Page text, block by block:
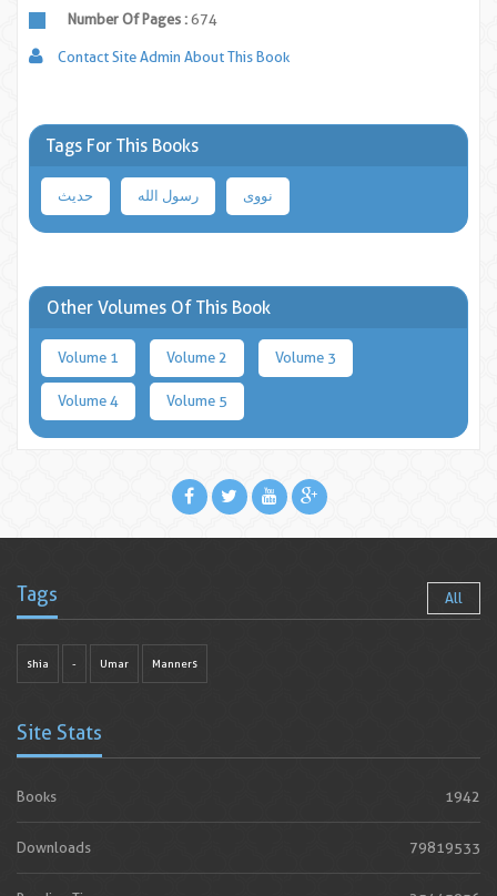
Number Of Pages : 674
Contact Site Admin About This Book
Tags For This Books
حدیث رسول الله نووی
Other Volumes Of This Book
Volume 1 Volume 2 Volume 3
Volume 4 Volume 5
Tags All
shia - Umar Manners
Site Stats
Books 1942
Downloads 79819533